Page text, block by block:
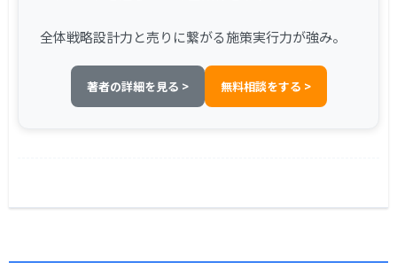
全体戦略設計力と売りに繋がる施策実行力が強み。
著者の詳細を見る > 無料相談をする >